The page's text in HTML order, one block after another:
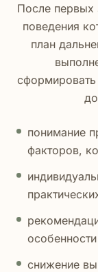
После первых
поведения
план
понимание
факторов,
снижение